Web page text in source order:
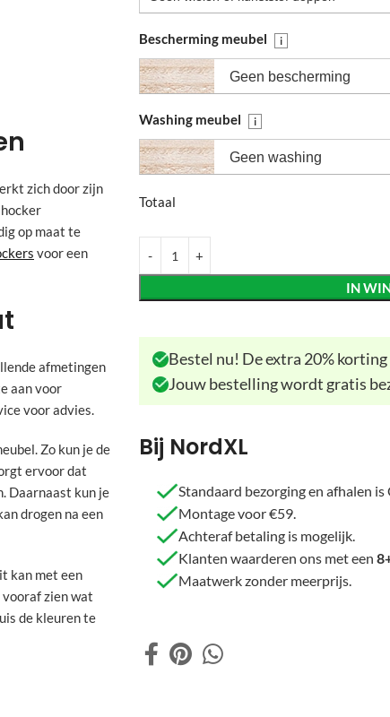
zich door zijn
op maat te
voor een
afmetingen
aan voor
voor advies.
Zo kun je de
ervoor dat
Daarnaast kun je
drogen na een
kan met een
zien wat
de kleuren te
Bescherming meubel i
Geen bescherming
Washing meubel i
Geen washing
Totaal
IN
Bestel nu! De extra 20%
Jouw bestelling wordt gratis
Bij NordXL
Standaard bezorging en afhalen
Montage voor €59.
Achteraf betaling is mogelijk.
Klanten waarderen ons met een
Maatwerk zonder meerprijs.